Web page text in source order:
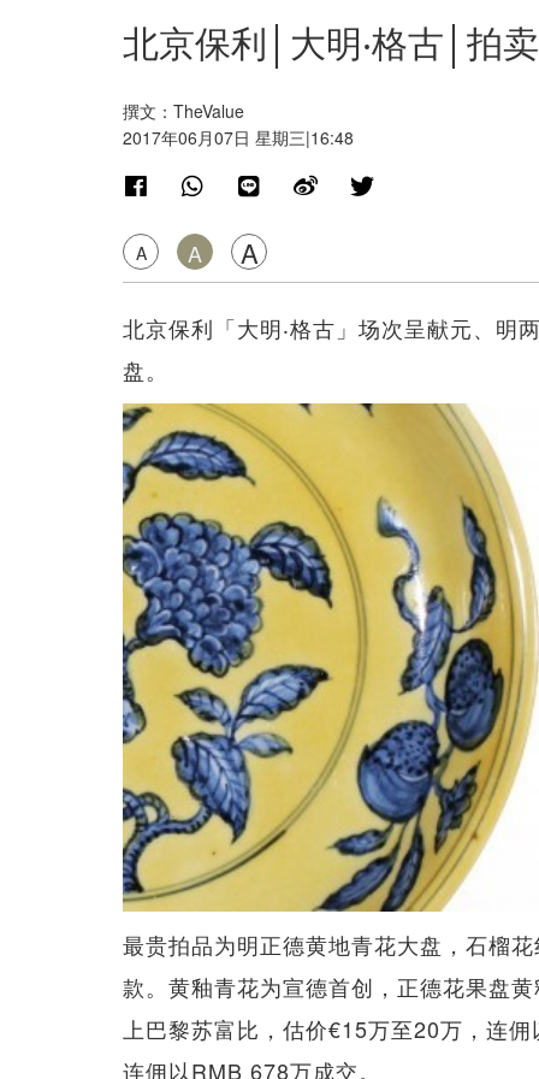
北京保利│大明‧格古│拍
撰文：TheValue
2017年06月07日 星期三|16:48
A A A
北京保利「大明‧格古」场次呈献元、明
盘。
最贵拍品为明正德黄地青花大盘，石榴
款。黄釉青花为宣德首创，正德花果盘
上巴黎苏富比，估价€15万至20万，连
连佣以RMB 678万成交。